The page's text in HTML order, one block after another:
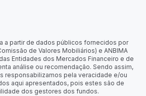
a partir de dados públicos fornecidos por
de Valores Mobiliários) e ANBIMA
Entidades dos Mercados Financeiro e de
análise ou recomendação. Sendo assim,
responsabilizamos pela veracidade e/ou
aqui apresentados, pois estes são de
dos gestores dos fundos.